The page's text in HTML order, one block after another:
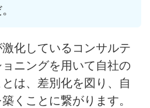
化しているコンサルテ
ニングを用いて自社の
は、 差別化を図り、自
く ことに繋がります。